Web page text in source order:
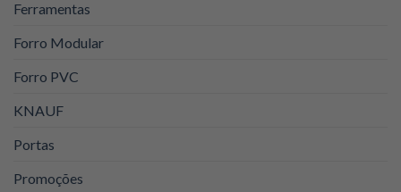
Ferramentas
Forro Modular
Forro PVC
KNAUF
Portas
Promoções